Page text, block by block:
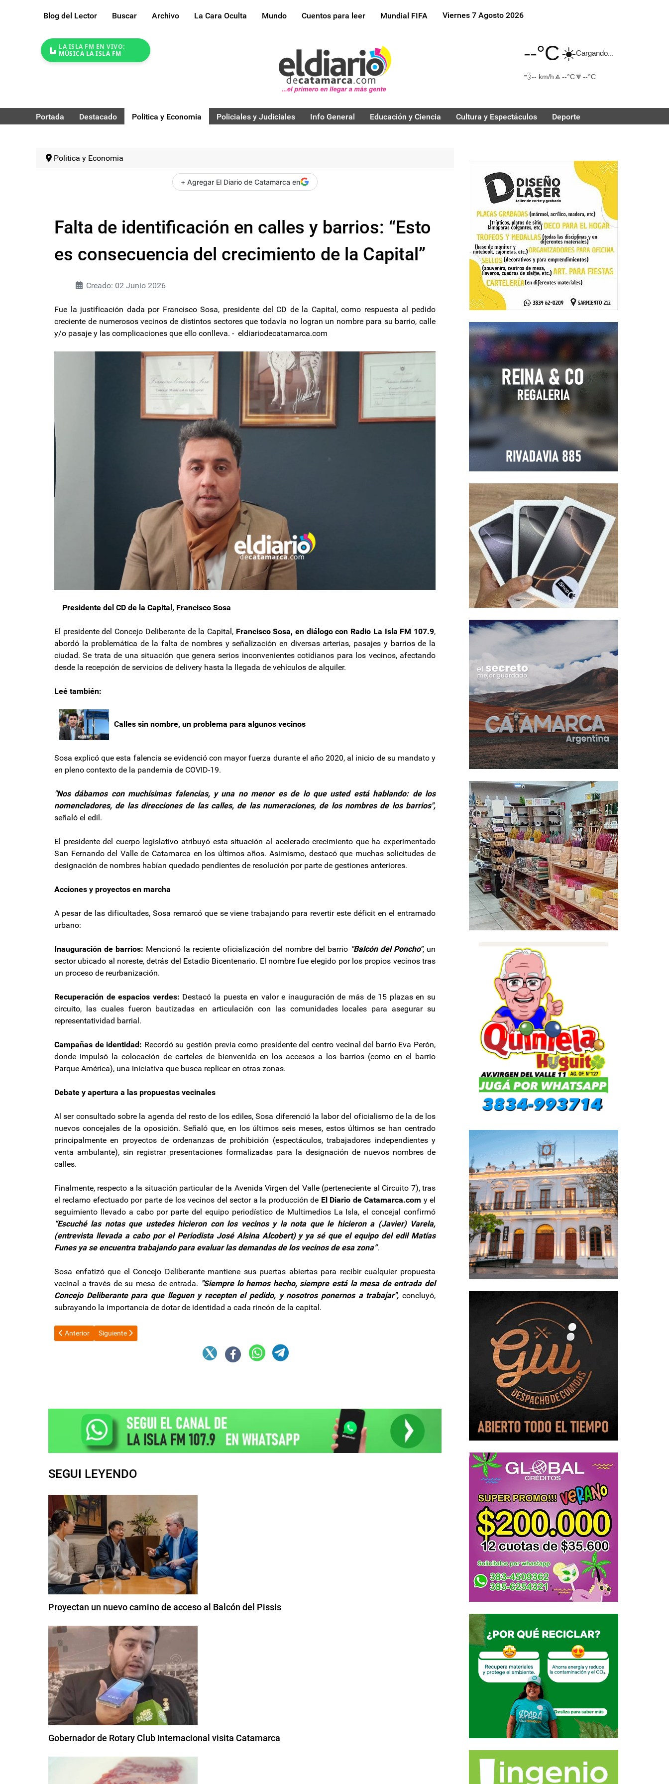
Blog del Lector Buscar Archivo La Cara Oculta Mundo Cuentos para leer Mundial FIFA Viernes 7 Agosto 2026
LA ISLA FM EN VIVO:
MÚSICA LA ISLA FM
--°C☀️Cargando...
💨-- km/h 🔼 --°C🔽 --°C
Portada Destacado Politica y Economia Policiales y Judiciales Info General Educación y Ciencia Cultura y Espectáculos Deporte
Politica y Economia
+ Agregar El Diario de Catamarca en
Falta de identificación en calles y barrios: “Esto
es consecuencia del crecimiento de la Capital”
Creado: 02 Junio 2026
Fue la justificación dada por Francisco Sosa, presidente del CD de la Capital, como respuesta al pedido
creciente de numerosos vecinos de distintos sectores que todavía no logran un nombre para su barrio, calle
y/o pasaje y las complicaciones que ello conlleva. - eldiariodecatamarca.com
Presidente del CD de la Capital, Francisco Sosa
El presidente del Concejo Deliberante de la Capital,Francisco Sosa, en diálogo con Radio La Isla FM 107.9,
abordó la problemática de la falta de nombres y señalización en diversas arterias, pasajes y barrios de la
ciudad. Se trata de una situación que genera serios inconvenientes cotidianos para los vecinos, afectando
desde la recepción de servicios de delivery hasta la llegada de vehículos de alquiler.
Leé también:
Calles sin nombre, un problema para algunos vecinos
Sosa explicó que esta falencia se evidenció con mayor fuerza durante el año 2020, al inicio de su mandato y
en pleno contexto de la pandemia de COVID-19.
"Nos dábamos con muchísimas falencias, y una no menor es de lo que usted está hablando: de los
nomencladores, de las direcciones de las calles, de las numeraciones, de los nombres de los barrios",
señaló el edil.
El presidente del cuerpo legislativo atribuyó esta situación al acelerado crecimiento que ha experimentado
San Fernando del Valle de Catamarca en los últimos años. Asimismo, destacó que muchas solicitudes de
designación de nombres habían quedado pendientes de resolución por parte de gestiones anteriores.
Acciones y proyectos en marcha
A pesar de las dificultades, Sosa remarcó que se viene trabajando para revertir este déficit en el entramado
urbano:
Inauguración de barrios: Mencionó la reciente oficialización del nombre del barrio "Balcón del Poncho", un
sector ubicado al noreste, detrás del Estadio Bicentenario. El nombre fue elegido por los propios vecinos tras
un proceso de reurbanización.
Recuperación de espacios verdes: Destacó la puesta en valor e inauguración de más de 15 plazas en su
circuito, las cuales fueron bautizadas en articulación con las comunidades locales para asegurar su
representatividad barrial.
Campañas de identidad: Recordó su gestión previa como presidente del centro vecinal del barrio Eva Perón,
donde impulsó la colocación de carteles de bienvenida en los accesos a los barrios (como en el barrio
Parque América), una iniciativa que busca replicar en otras zonas.
Debate y apertura a las propuestas vecinales
Al ser consultado sobre la agenda del resto de los ediles, Sosa diferenció la labor del oficialismo de la de los
nuevos concejales de la oposición. Señaló que, en los últimos seis meses, estos últimos se han centrado
principalmente en proyectos de ordenanzas de prohibición (espectáculos, trabajadores independientes y
venta ambulante), sin registrar presentaciones formalizadas para la designación de nuevos nombres de
calles.
Finalmente, respecto a la situación particular de la Avenida Virgen del Valle (perteneciente al Circuito 7), tras
el reclamo efectuado por parte de los vecinos del sector a la producción de El Diario de Catamarca.com y el
seguimiento llevado a cabo por parte del equipo periodístico de Multimedios La Isla, el concejal confirmó
“Escuché las notas que ustedes hicieron con los vecinos y la nota que le hicieron a (Javier) Varela,
(entrevista llevada a cabo por el Periodista José Alsina Alcobert) y ya sé que el equipo del edil Matías
Funes ya se encuentra trabajando para evaluar las demandas de los vecinos de esa zona”.
Sosa enfatizó que el Concejo Deliberante mantiene sus puertas abiertas para recibir cualquier propuesta
vecinal a través de su mesa de entrada. "Siempre lo hemos hecho, siempre está la mesa de entrada del
Concejo Deliberante para que lleguen y recepten el pedido, y nosotros ponernos a trabajar", concluyó,
subrayando la importancia de dotar de identidad a cada rincón de la capital.
Artículo anterior: La sentencia de Luis Caputo sobre Axel Kicillof: "Pase lo que pase, nunca será presidente"
Anterior Artículo siguiente: El Gobierno trabaja en un proyecto de ley para garantizar la accesibilidad al sistema de salud
Siguiente
SEGUI LEYENDO
Proyectan un nuevo camino de acceso al Balcón del Pissis
Gobernador de Rotary Club Internacional visita Catamarca